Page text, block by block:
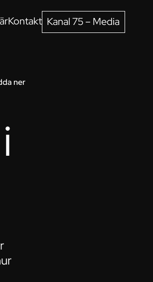
Kontakt Kanal 75 – Media
ner